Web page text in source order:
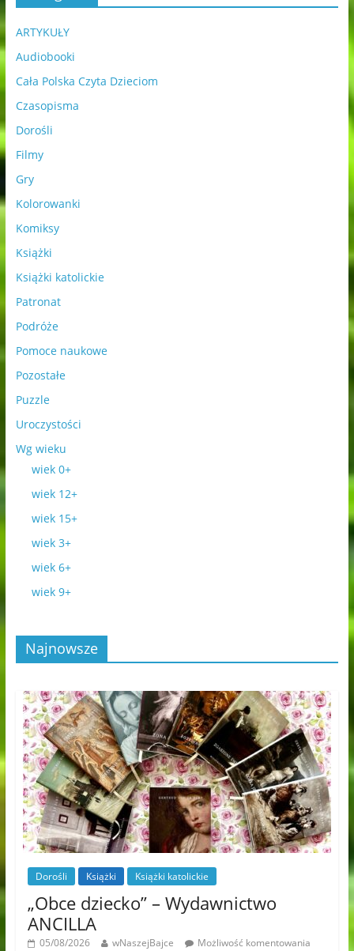
ARTYKUŁY
Audiobooki
Cała Polska Czyta Dzieciom
Czasopisma
Dorośli
Filmy
Gry
Kolorowanki
Komiksy
Książki
Książki katolickie
Patronat
Podróże
Pomoce naukowe
Pozostałe
Puzzle
Uroczystości
Wg wieku
wiek 0+
wiek 12+
wiek 15+
wiek 3+
wiek 6+
wiek 9+
Najnowsze
Dorośli Książki Książki katolickie
„Obce dziecko” – Wydawnictwo
ANCILLA
05/08/2026 wNaszejBajce
Możliwość komentowania